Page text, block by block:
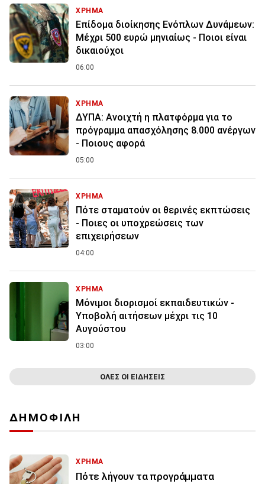
ΧΡΗΜΑ
Επίδομα διοίκησης Ενόπλων Δυνάμεων:
Μέχρι 500 ευρώ μηνιαίως - Ποιοι είναι
δικαιούχοι
06:00
ΧΡΗΜΑ
ΔΥΠΑ: Ανοιχτή η πλατφόρμα για το
πρόγραμμα απασχόλησης 8.000 ανέργων
- Ποιους αφορά
05:00
ΧΡΗΜΑ
Πότε σταματούν οι θερινές εκπτώσεις
- Ποιες οι υποχρεώσεις των
επιχειρήσεων
04:00
ΧΡΗΜΑ
Μόνιμοι διορισμοί εκπαιδευτικών -
Υποβολή αιτήσεων μέχρι τις 10
Αυγούστου
03:00
ΟΛΕΣ ΟΙ ΕΙΔΗΣΕΙΣ
ΔΗΜΟΦΙΛΗ
ΧΡΗΜΑ
Πότε λήγουν τα προγράμματα